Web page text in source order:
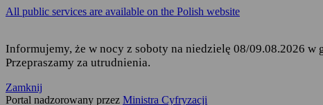
Rozporządzenie
elektronicznej
Odbiorcą Twoich danych jest
All public services are available on the Polish website
Informujemy, że w nocy z soboty na niedzielę 08/09.08.2026
Przepraszamy za utrudnienia.
Zamknij
Portal nadzorowany przez Ministra Cyfryzacji